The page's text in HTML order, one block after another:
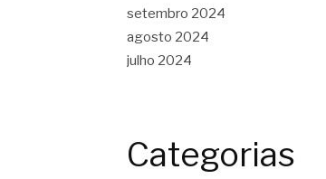
setembro 2024
agosto 2024
julho 2024
Categorias